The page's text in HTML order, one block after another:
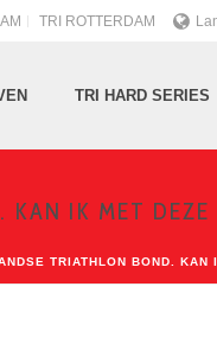
TRI ROTTERDAM
TRI HARD SERIES
IK MET DEZE
TRIATHLON BOND. KAN